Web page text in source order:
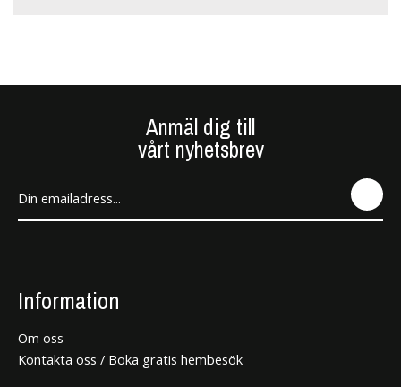
Anmäl dig till
vårt nyhetsbrev
SEN
Information
Om oss
Kontakta oss / Boka gratis hembesök